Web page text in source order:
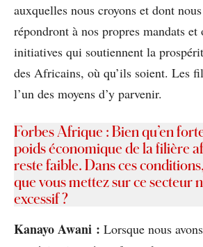
auxquelles nous croyons et dont
répondront à nos propres mandats
initiatives qui soutiennent la
des Africains, où qu’ils soient. Les
l’un des moyens d’y parvenir.
Forbes Afrique : Bien qu’en
poids économique de la filière
reste faible. Dans ces
que vous mettez sur ce secteur
excessif ?
Kanayo Awani : Lorsque nous